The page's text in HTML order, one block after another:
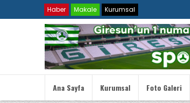
Haber Makale Kurumsal
Ana Sayfa Kurumsal Foto Galeri